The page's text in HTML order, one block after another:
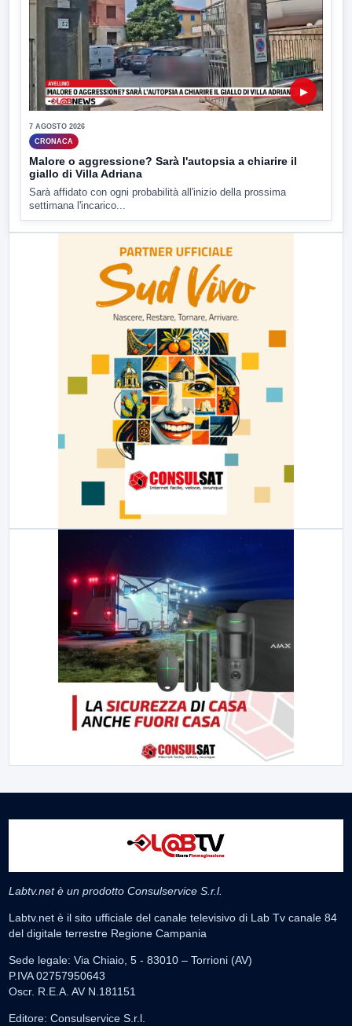
▶
7 AGOSTO 2026
CRONACA
Malore o aggressione? Sarà l'autopsia a chiarire il
giallo di Villa Adriana
Sarà affidato con ogni probabilità all'inizio della prossima
settimana l'incarico...
Labtv.net è un prodotto Consulservice S.r.l.
Labtv.net è il sito ufficiale del canale televisivo di Lab Tv canale 84
del digitale terrestre Regione Campania
Sede legale: Via Chiaio, 5 - 83010 – Torrioni (AV)
P.IVA 02757950643
Oscr. R.E.A. AV N.181151
Editore: Consulservice S.r.l.